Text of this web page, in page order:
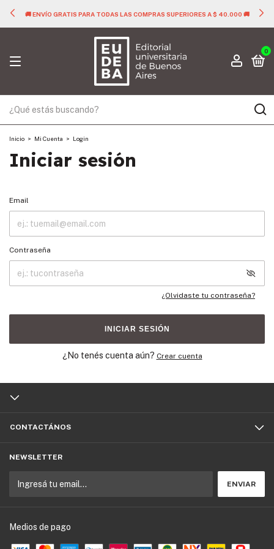
🚚 ENVÍO GRATIS PARA TODAS LAS COMPRAS SUPERIORES A $ 40.000 🚚
0
Inicio > Mi Cuenta > Login
Iniciar sesión
Email
Contraseña
¿Olvidaste tu contraseña?
INICIAR SESIÓN
¿No tenés cuenta aún? Crear cuenta
CONTACTÁNOS
NEWSLETTER
Medios de pago